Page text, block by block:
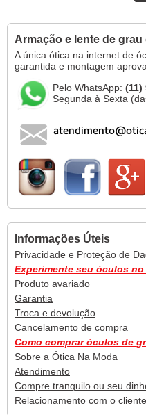
Armação e lente de
A única ótica na internet de
garantida e montagem
Pelo WhatsApp: (11)
Segunda à Sexta
Informações Úteis
Privacidade e Proteção de
Experimente seu óculos
Produto avariado
Garantia
Troca e devolução
Cancelamento de compra
Como comprar óculos de
Sobre a Ótica Na Moda
Atendimento
Compre tranquilo ou seu
Relacionamento com o cliente